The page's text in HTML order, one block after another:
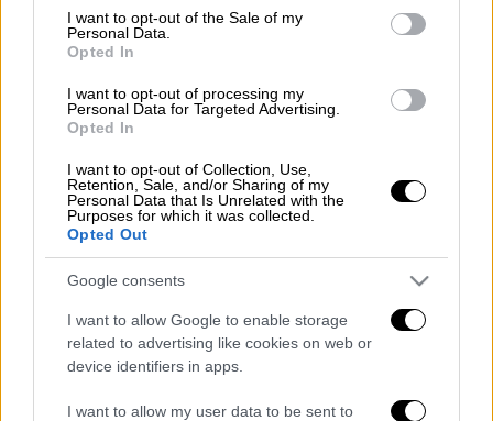
consent section.
I want to opt-out of the Sale of my
Personal Data.
Opted In
I want to opt-out of processing my
Personal Data for Targeted Advertising.
Opted In
I want to opt-out of Collection, Use,
Retention, Sale, and/or Sharing of my
Personal Data that Is Unrelated with the
Purposes for which it was collected.
Opted Out
Google consents
I want to allow Google to enable storage
related to advertising like cookies on web or
device identifiers in apps.
I want to allow my user data to be sent to
video
Διαβάστε περισσότερα στο
Τα σχολιά σας δημοσιεύονται άμεσα με δική σας ευθύνη. Το
ΕΘΝΟΣ θα παρεμβαίνει και τα προσβλητικά σχόλια θα
διαγράφονται